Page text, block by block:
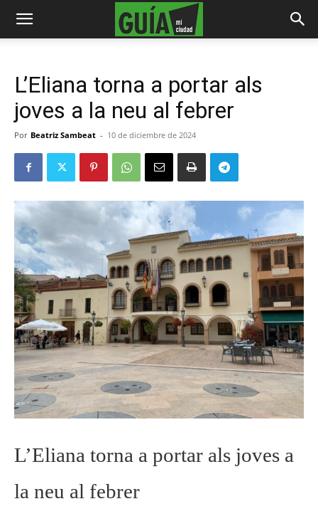
L’Eliana torna a portar als
joves a la neu al febrer
Por Beatriz Sambeat - 10 de diciembre de 2024
L’Eliana torna a portar als joves a
la neu al febrer